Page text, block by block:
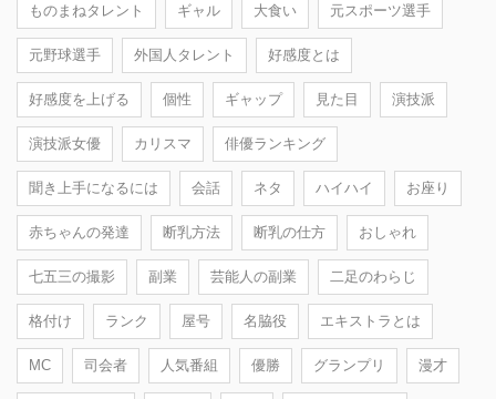
ものまねタレント ギャル 大食い 元スポーツ選手
元野球選手 外国人タレント 好感度とは
好感度を上げる 個性 ギャップ 見た目 演技派
演技派女優 カリスマ 俳優ランキング
聞き上手になるには 会話 ネタ ハイハイ お座り
赤ちゃんの発達 断乳方法 断乳の仕方 おしゃれ
七五三の撮影 副業 芸能人の副業 二足のわらじ
格付け ランク 屋号 名脇役 エキストラとは
MC 司会者 人気番組 優勝 グランプリ 漫才